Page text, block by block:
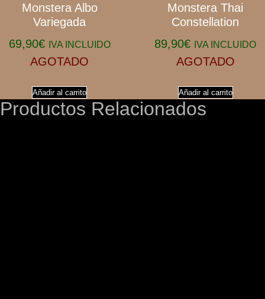
Monstera Albo
Variegada
69,90€ IVA INCLUIDO
AGOTADO
Añadir al carrito
Monstera Thai
Constellation
89,90€ IVA INCLUIDO
AGOTADO
Añadir al carrito
Productos Relacionados